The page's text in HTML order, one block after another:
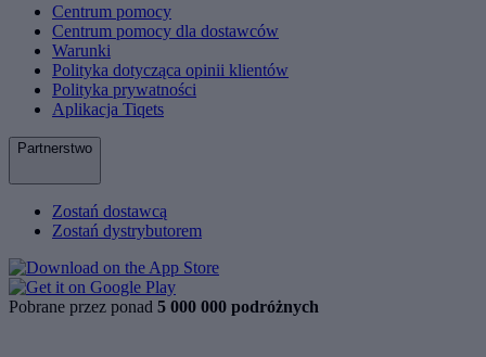
Centrum pomocy
Centrum pomocy dla dostawców
Warunki
Polityka dotycząca opinii klientów
Polityka prywatności
Aplikacja Tiqets
Partnerstwo
Zostań dostawcą
Zostań dystrybutorem
Pobrane przez ponad 5 000 000 podróżnych